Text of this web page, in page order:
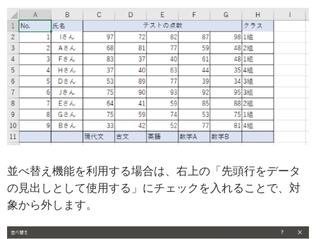
並べ替え機能を利用する場合は、右上の「先頭行をデータ
の見出しとして使用する」にチェックを入れることで、対
象から外します。